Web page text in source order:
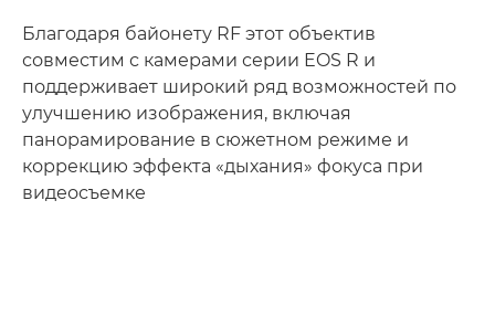
Благодаря байонету RF этот объектив
совместим с камерами серии EOS R и
поддерживает широкий ряд возможностей по
улучшению изображения, включая
панорамирование в сюжетном режиме и
коррекцию эффекта «дыхания» фокуса при
видеосъемке